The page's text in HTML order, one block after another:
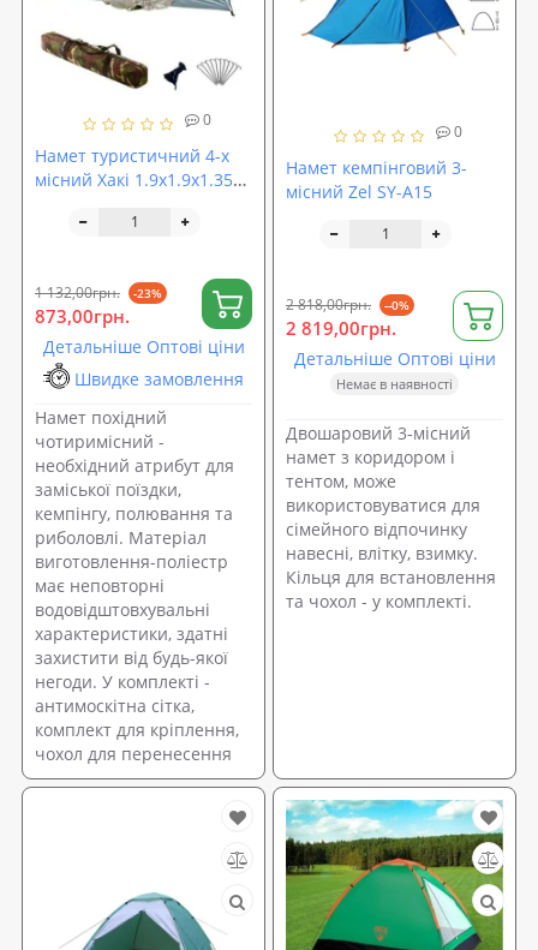
0
Намет туристичний 4-х
місний Хакі 1.9х1.9х1.35м
1 132,00грн. -23%
873,00грн.
Детальніше Оптові ціни
Швидке замовлення
Намет похідний
чотиримісний -
необхідний атрибут для
заміської поїздки,
кемпінгу, полювання та
риболовлі. Матеріал
виготовлення-поліестр
має неповторні
водовідштовхувальні
характеристики, здатні
захистити від будь-якої
негоди. У комплекті -
антимоскітна сітка,
комплект для кріплення,
чохол для перенесення
0
Намет кемпінговий 3-
місний Zel SY-А15
2 818,00грн. --0%
2 819,00грн.
Детальніше Оптові ціни
Немає в наявності
Двошаровий 3-місний
намет з коридором і
тентом, може
використовуватися для
сімейного відпочинку
навесні, влітку, взимку.
Кільця для встановлення
та чохол - у комплекті.